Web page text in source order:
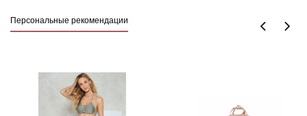
Персональные рекомендации